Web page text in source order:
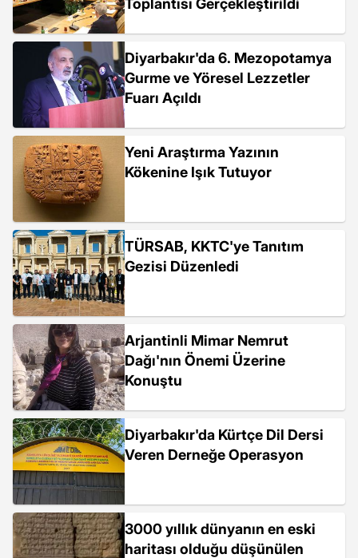
Toplantısı Gerçekleştirildi
Diyarbakır'da 6. Mezopotamya
Gurme ve Yöresel Lezzetler
Fuarı Açıldı
Yeni Araştırma Yazının
Kökenine Işık Tutuyor
TÜRSAB, KKTC'ye Tanıtım
Gezisi Düzenledi
Arjantinli Mimar Nemrut
Dağı'nın Önemi Üzerine
Konuştu
Diyarbakır'da Kürtçe Dil Dersi
Veren Derneğe Operasyon
3000 yıllık dünyanın en eski
haritası olduğu düşünülen